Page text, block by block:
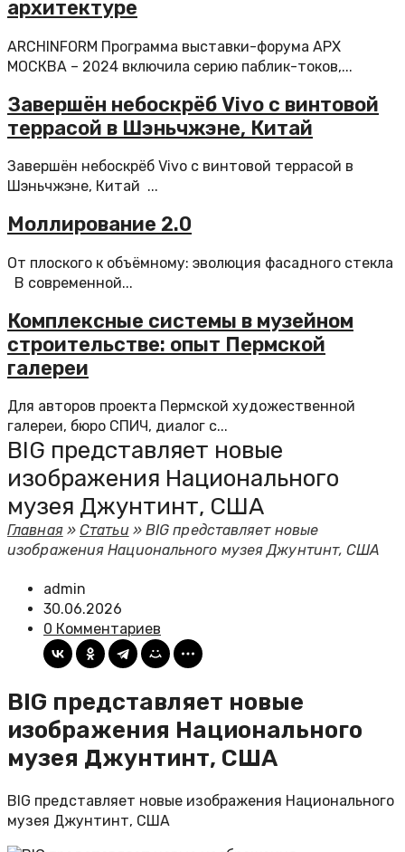
архитектуре
ARCHINFORM Программа выставки-форума АРХ
МОСКВА – 2024 включила серию паблик-токов,...
Завершён небоскрёб Vivo с винтовой
террасой в Шэньчжэне, Китай
Завершён небоскрёб Vivo с винтовой террасой в
Шэньчжэне, Китай ...
Моллирование 2.0
От плоского к объёмному: эволюция фасадного стекла
В современной...
Комплексные системы в музейном
строительстве: опыт Пермской
галереи
Для авторов проекта Пермской художественной
галереи, бюро СПИЧ, диалог с...
BIG представляет новые
изображения Национального
музея Джунтинт, США
Главная»Статьи » BIG представляет новые
изображения Национального музея Джунтинт, США
admin
30.06.2026
0 Комментариев
BIG представляет новые
изображения Национального
музея Джунтинт, США
BIG представляет новые изображения Национального
музея Джунтинт, США